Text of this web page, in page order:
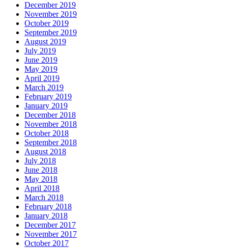
December 2019
November 2019
October 2019
September 2019
August 2019
July 2019
June 2019
May 2019
April 2019
March 2019
February 2019
January 2019
December 2018
November 2018
October 2018
September 2018
August 2018
July 2018
June 2018
May 2018
April 2018
March 2018
February 2018
January 2018
December 2017
November 2017
October 2017